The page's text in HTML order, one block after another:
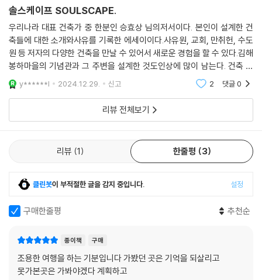
정기용 선생은 척박한 건축 환경을 지닌 땅에서 바른 건축가의 자세를 지
키며 그 지평을 넓혔다. 우리 사회에 드물었던, 소위 인문적 건축가의 전형
이었다. 또한 험하고 낮은 곳에서 일상을 사는 이들, 소외된 이들의 행복을
만드는 데 누구보다 더 골몰한 사회적 건축가였으니, 기득권에 안주하며
희희낙락하는 우리에겐 그의 삶 모두가 철저한 아웃사이더였다. 그래서 또
한 아웃사이더 기질이 풍부했던 노 대통령과 죽이 잘 맞았을 게다. 설계하
는 동안 대통령도 적극적으로 의견을 개진하지만 결국은 건축가의 결정을
좋은 건축가는 좋은 건축주가 만드는 법이다.
--- 「대통령의 집」 중에서
무덤은, 죽은 자를 기억하며 남은 자인 우리를 성찰하는 게 그 본령의 기능
그렇게 조성하는 게 옳다고 여겼다. (…) 다시 말하면, 삶과 죽음이 만나는
에 만들어야 했다. (…) 길을 거닐거나 머물면서 바닥에 새겨진 글들을 읽
기도 하고, 물길을 건너며 부엉이바위를 응시하고, 또는 그 거친 들판에 홀
로 서서 망연자실하기도 하는 모습, 틀림없이 스스로 위안하며 성찰하는
어나 고요하고 단단하게 내면에 집중하는 마음을 마주할 수 있다.
“건축은 목적이 아니라 수단이다. 우리 삶의 배경이 되도록 단순하게 하고
침묵해야 한다.” 건축이 부동산으로 치환되고 돈으로 환산되는 시대에도,
승효상은 건축이 지닌 힘을 믿고 건축에 스민 사유의 힘을 믿는다. 좋은 건
축이, 좋은 삶을 만들기 때문이다. 『솔스케이프』에 새긴 여정을 따라 걷다
보면, 지은이와 같은 믿음을 품게 된다. 물론 승효상의 건축과 말은 상대를
현혹할 만큼 화려하지 않다. 도리어 빛과 어둠, 노출콘크리트 정도만으로
기꺼이 설명될 만큼 정직하고 명료하다. 진정성은 가장 단순한 형태에 깃
하게 된다. 150여 장의 도판을 포함한 이 책의 본문이 오직 흑과 백의 조화
로만 이루어진 것도 한 맥락에 있다. 책에서 마주하는 건축 풍경은 흑백이
승효상이 전하는 건축 풍경을 좇다가 어느새 건축가와 같은 마음이 될 것
이다. 이 책은 승효상 사유의 근거이자, 믿음의 증명이다.
독자의 발걸음으로 직접 새길 영성의 지도
군위 사유원, 하양 무학로교회, 경주 독락당, 양산 통도사와 만취헌, 부산
솔스케이프 SOULSCAPE.
우리나라 대표 건축가 중 한분인 승효상 님의저서이다. 본인이 설계한 건
축들에 대한 소개와사유를 기록한 에세이이다.사유원, 교회, 만취헌, 수도
원 등 저자의 다양한 건축을 만날 수 있어서 새로운 경험을 할 수 있다.김해
봉하마을의 기념관과 그 주변을 설계한 것도인상에 많이 남는다. 건축 풍
경을 찾아 그곳을 순례하며 느끼는 감정을통해 스스로 사유하는 계기를 만
들 수 있다.
y******l 2024.12.29. 신고 2 댓글0
리뷰 전체보기
리뷰 1 한줄평 3
클린봇이 부적절한 글을 감지 중입니다. 설정
구매한줄평 추천순
종이책 구매
조용한 여행을 하는 기분입니다 가봤던 곳은 기억을 되살리고
못가본곳은 가봐야겠다 계획하고